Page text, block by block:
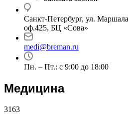
Санкт-Петербург, ул.
оф.425, БЦ «Сова»
medi@breman.ru
Пн. – Пт.: с 9:00 до 18:00
Медицина
3163